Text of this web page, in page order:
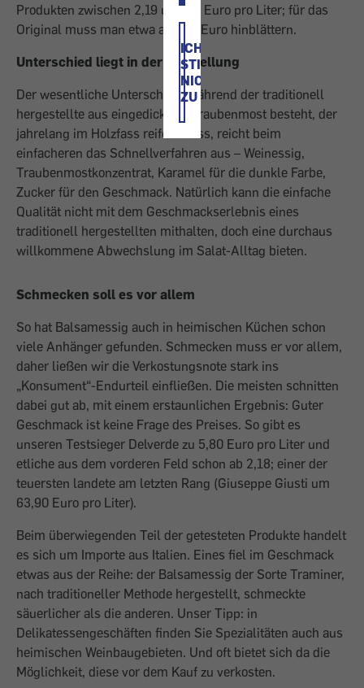
ICH
STIMME
NICHT
ZU
Produkten zwischen 2,19 und 76 Euro pro Liter; für das
Original muss man etwa ab 800 Euro hinblättern.
Unterschied liegt in der Herstellung
Der wesentliche Unterschied: Während der traditionell
hergestellte aus eingedicktem Traubenmost besteht, der
jahrelang im Holzfass reifen muss, reicht beim
einfacheren das Schnellverfahren aus – Weinessig,
Traubenmostkonzentrat, Karamel für die dunkle Farbe,
Zucker für den Geschmack. Natürlich kann die einfache
Qualität nicht mit dem Geschmackserlebnis eines
traditionell hergestellten mithalten, doch eine durchaus
willkommene Abwechslung im Salat-Alltag bieten.
Schmecken soll es vor allem
So hat Balsamessig auch in heimischen Küchen schon
viele Anhänger gefunden. Schmecken muss er vor allem,
daher ließen wir die Verkostungsnote stark ins
„Konsument“-Endurteil einfließen. Die meisten schnitten
dabei gut ab, mit einem erstaunlichen Ergebnis: Guter
Geschmack ist keine Frage des Preises. So gibt es
unseren Testsieger Delverde zu 5,80 Euro pro Liter und
etliche aus dem vorderen Feld schon ab 2,18; einer der
teuersten landete am letzten Rang (Giuseppe Giusti um
63,90 Euro pro Liter).
Beim überwiegenden Teil der getesteten Produkte handelt
es sich um Importe aus Italien. Eines fiel im Geschmack
etwas aus der Reihe: der Balsamessig der Sorte Traminer,
nach traditioneller Methode hergestellt, schmeckte
säuerlicher als die anderen. Unser Tipp: in
Delikatessengeschäften finden Sie Spezialitäten auch aus
heimischen Weinbaugebieten. Und oft bietet sich da die
Möglichkeit, diese vor dem Kauf zu verkosten.